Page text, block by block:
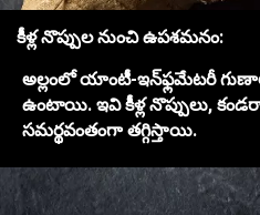
కీళ్ల నొప్పుల నుంచి ఉపశమనం:
అల్లంలో యాంటీ-ఇన్‌ఫ్లమేటరీ
ఉంటాయి. ఇవి కీళ్ల నొప్పులు,
సమర్థవంతంగా తగ్గిస్తాయి.